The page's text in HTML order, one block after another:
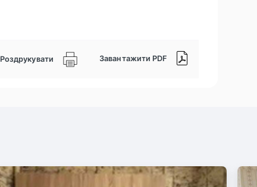
Роздрукувати Завантажити PDF